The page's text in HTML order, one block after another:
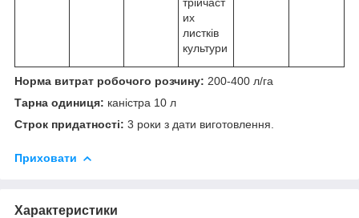
их
листків
культури
Норма витрат робочого розчину: 200-400 л/га
Тарна одиниця: каністра 10 л
Строк придатності: 3 роки з дати виготовлення.
Приховати
Характеристики